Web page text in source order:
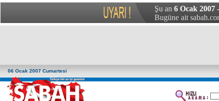
Şu an 6 Ocak 2007
Bugüne ait
06 Ocak 2007 Cumartesi